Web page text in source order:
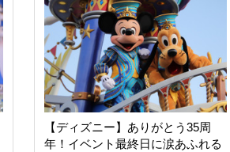
【ディズニー】ありがとう35周
年！イベント最終日に涙あふれる